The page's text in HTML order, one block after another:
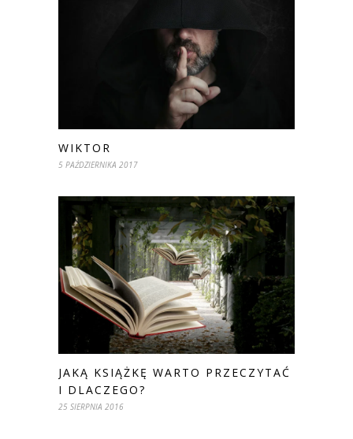
WIKTOR
5 PAŹDZIERNIKA 2017
JAKĄ KSIĄŻKĘ WARTO PRZECZYTAĆ
I DLACZEGO?
25 SIERPNIA 2016